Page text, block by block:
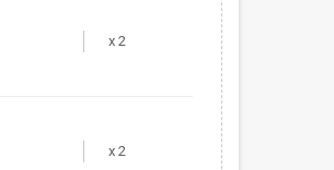
x 2
x 2